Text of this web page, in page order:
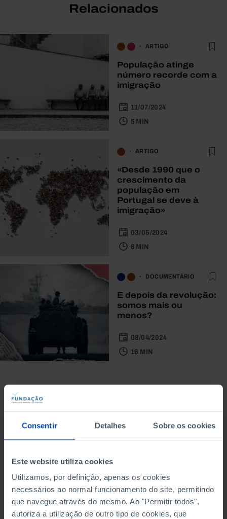
Consentir Detalhes Sobre os cookies
Este website utiliza cookies
Utilizamos, por definição, apenas os cookies
necessários ao normal funcionamento do site, permitindo
que navegue através do mesmo. Ao "Permitir todos",
autoriza a utilização de outro tipo de cookies, que
Relacionados
ARTIGO
População atinge
número recorde com a
imigração
11/07/2024
5 MIN
ARTIGO
«Desde 1990 que o
crescimento da
população em
Portugal se deve à
imigração»
03/05/2024
6 MIN
DOCUMENTÁRIO
E depois da revolução:
somos mais ou
menos?
08/04/2024
16 MIN
Também lhe pode
PODCAST
Como se faz uma lei em